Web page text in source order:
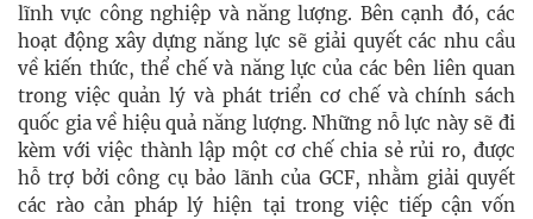
lĩnh vực công nghiệp và năng lượng. Bên cạnh đó, các
hoạt động xây dựng năng lực sẽ giải quyết các nhu cầu
về kiến ​​thức, thể chế và năng lực của các bên liên quan
trong việc quản lý và phát triển cơ chế và chính sách
quốc gia về hiệu quả năng lượng. Những nỗ lực này sẽ đi
kèm với việc thành lập một cơ chế chia sẻ rủi ro, được
hỗ trợ bởi công cụ bảo lãnh của GCF, nhằm giải quyết
các rào cản pháp lý hiện tại trong việc tiếp cận vốn